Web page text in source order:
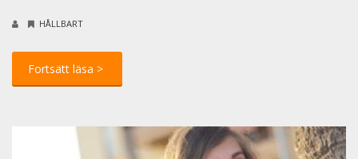
HÅLLBART